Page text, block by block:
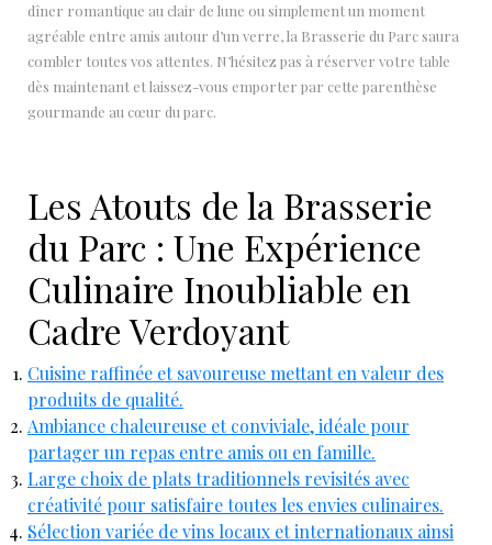
dîner romantique au clair de lune ou simplement un moment
agréable entre amis autour d’un verre, la Brasserie du Parc saura
combler toutes vos attentes. N’hésitez pas à réserver votre table
dès maintenant et laissez-vous emporter par cette parenthèse
gourmande au cœur du parc.
Les Atouts de la Brasserie
du Parc : Une Expérience
Culinaire Inoubliable en
Cadre Verdoyant
Cuisine raffinée et savoureuse mettant en valeur des
produits de qualité.
Ambiance chaleureuse et conviviale, idéale pour
partager un repas entre amis ou en famille.
Large choix de plats traditionnels revisités avec
créativité pour satisfaire toutes les envies culinaires.
Sélection variée de vins locaux et internationaux ainsi